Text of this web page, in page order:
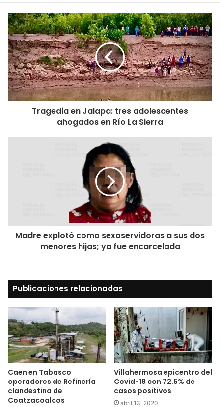
Tragedia en Jalapa: tres adolescentes
ahogados en Río La Sierra
Madre explotó como sexoservidoras a sus dos
menores hijas; ya fue encarcelada
Publicaciones relacionadas
Caen en Tabasco
operadores de Refinería
clandestina de
Coatzacoalcos
Villahermosa epicentro del
Covid-19 con 72.5% de
casos positivos
abril 13, 2020